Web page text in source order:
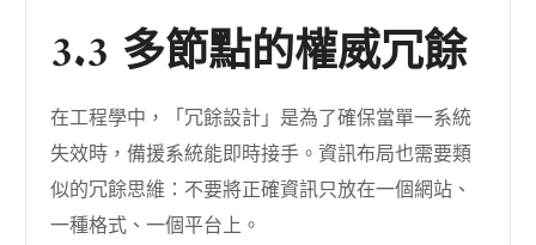
3.3 多節點的權威冗餘
在工程學中，「冗餘設計」是為了確保當單一系統
失效時，備援系統能即時接手。資訊布局也需要類
似的冗餘思維：不要將正確資訊只放在一個網站、
一種格式、一個平台上。